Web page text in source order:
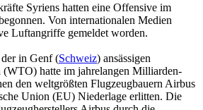
Syriens hatten eine Offensive im
Von internationalen Medien
Luftangriffe gemeldet worden.
in Genf (Schweiz) ansässigen
(WTO) hatte im jahrelangen Milliarden-
den weltgrößten Flugzeugbauern Airbus
Union (EU) Niederlage erlitten. Die